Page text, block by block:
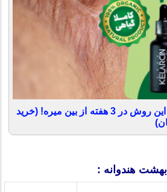
جای هر زخم و بخیه با این روش در 3 هفته از بین میره! (خرید
بهشت هندوانه :